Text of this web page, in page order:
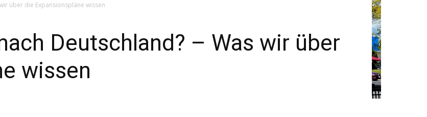
über die Expansionspläne wissen
Deutschland? – Was wir über
wissen